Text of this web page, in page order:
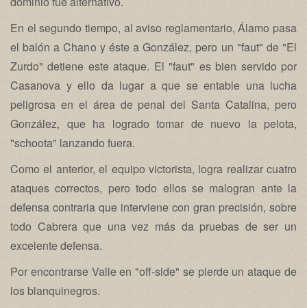
En el segundo tiempo, al aviso reglamentario, Álamo pasa
el balón a Chano y éste a González, pero un "faut" de "El
Zurdo" detiene este ataque. El "faut" es bien servido por
Casanova y ello da lugar a que se entable una lucha
peligrosa en el área de penal del Santa Catalina, pero
González, que ha logrado tomar de nuevo la pelota,
"schoota" lanzando fuera.
Como el anterior, el equipo victorista, logra realizar cuatro
ataques correctos, pero todo ellos se malogran ante la
defensa contraria que interviene con gran precisión, sobre
todo Cabrera que una vez más da pruebas de ser un
excelente defensa.
Por encontrarse Valle en "off-side" se pierde un ataque de
los blanquinegros.